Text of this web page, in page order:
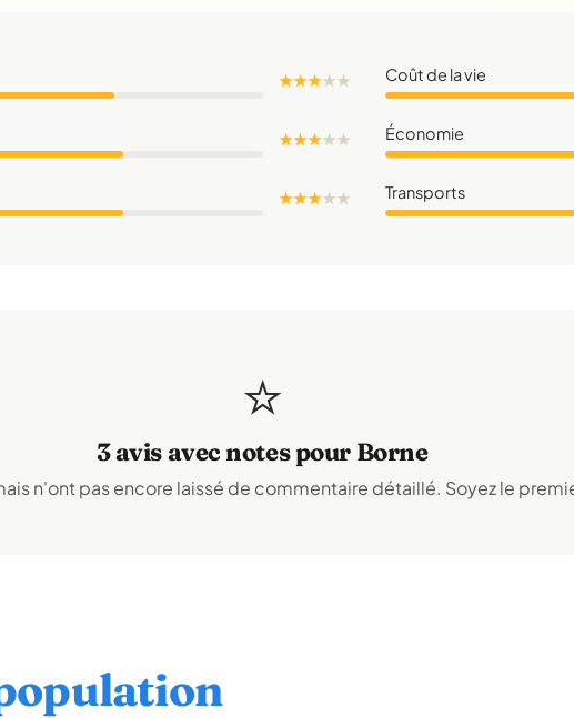
★ ★ ★★★ Coût de la vie
★ ★ ★★★ Économie
★ ★ ★★★ Transports
⭐
3 avis avec notes pour Borne
n'ont pas encore laissé de commentaire détaillé. Soyez le